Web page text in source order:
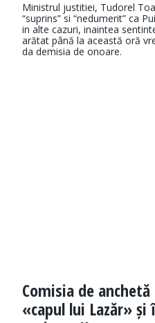
Ministrul justitiei, Tudorel
“suprins” si “nedumerit” ca
in alte cazuri, inaintea
arătat până la această oră
da demisia de onoare.
Comisia de
«capul lui Lazăr» și